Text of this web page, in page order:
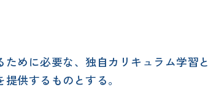
めに必要な、独自カリキュラム学習と
供するものとする。